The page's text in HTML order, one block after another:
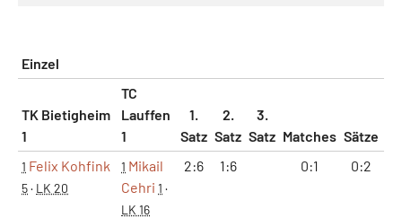
Einzel
TK Bietigheim
1
TC
Lauffen
1
1.
Satz
2.
Satz
3.
Satz Matches Sätze
1 Felix Kohfink
5· LK 20
1 Mikail
Cehri 1 ·
LK 16
2:6 1:6 0:1 0:2